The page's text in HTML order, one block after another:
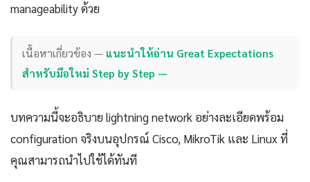
manageability ด้วย
เนื้อหาเกี่ยวข้อง — แนะนำให้อ่าน Great Expectations
สำหรับมือใหม่ Step by Step —
บทความนี้จะอธิบาย lightning network อย่างละเอียดพร้อม
configuration จริงบนอุปกรณ์ Cisco, MikroTik และ Linux ที่
คุณสามารถนำไปใช้ได้ทันที